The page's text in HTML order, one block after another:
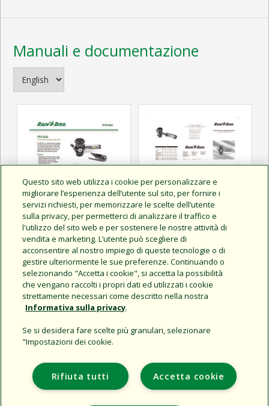
Manuali e documentazione
PRS-Dial Tech Spec
PRS-Dial Pressure Regulator
Manual
L'azienda
Additional Sites
Questo sito web utilizza i cookie per personalizzare e
migliorare l’esperienza dell’utente sul sito, per fornire i
servizi richiesti, per memorizzare le scelte dell’utente
sulla privacy, per permetterci di analizzare il traffico e
l'utilizzo del sito web e per sostenere le nostre attività di
vendita e marketing. L’utente può scegliere di
acconsentire al nostro impiego di queste tecnologie o di
gestire ulteriormente le sue preferenze. Continuando o
selezionando "Accetta i cookie", si accetta la possibilità
che vengano raccolti i propri dati ed utilizzati i cookie
strettamente necessari come descritto nella nostra
Informativa sulla privacy.
Se si desidera fare scelte più granulari, selezionare
"Impostazioni dei cookie.
Accetta cookie
Rifiuta tutti